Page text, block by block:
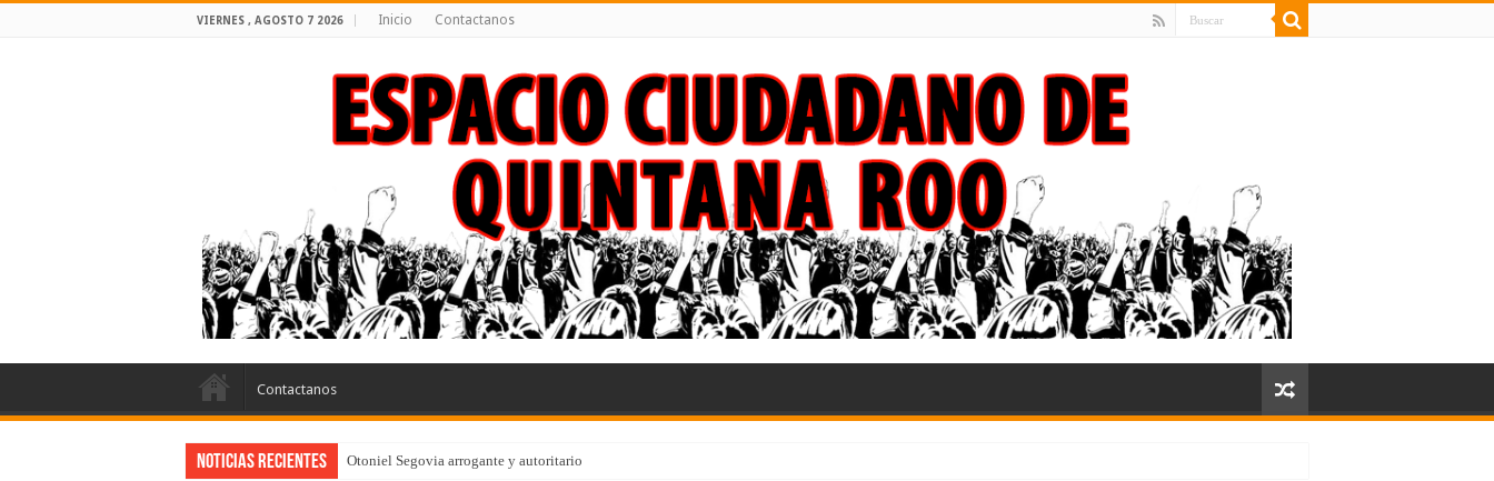
VIERNES , AGOSTO 7 2026 Inicio Contactanos
Contactanos
Noticias Recientes Otoniel Segovia arrogante y autoritario